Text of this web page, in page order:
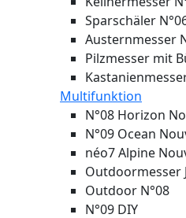
Sparschäler
Austernmesser
Pilzmesser mit
Multifunktion
N°08 Horizon
N°09 Ocean
néo7 Alpine
Outdoormesser
Outdoor N°08
N°09 DIY